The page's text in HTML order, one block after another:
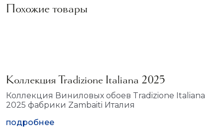
Похожие товары
Коллекция Tradizione Italiana 2025
Коллекция Виниловых обоев Tradizione Italiana
2025 фабрики Zambaiti Италия
подробнее